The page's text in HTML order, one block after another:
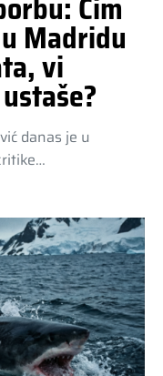
Čim
Madridu
vi
danas je u